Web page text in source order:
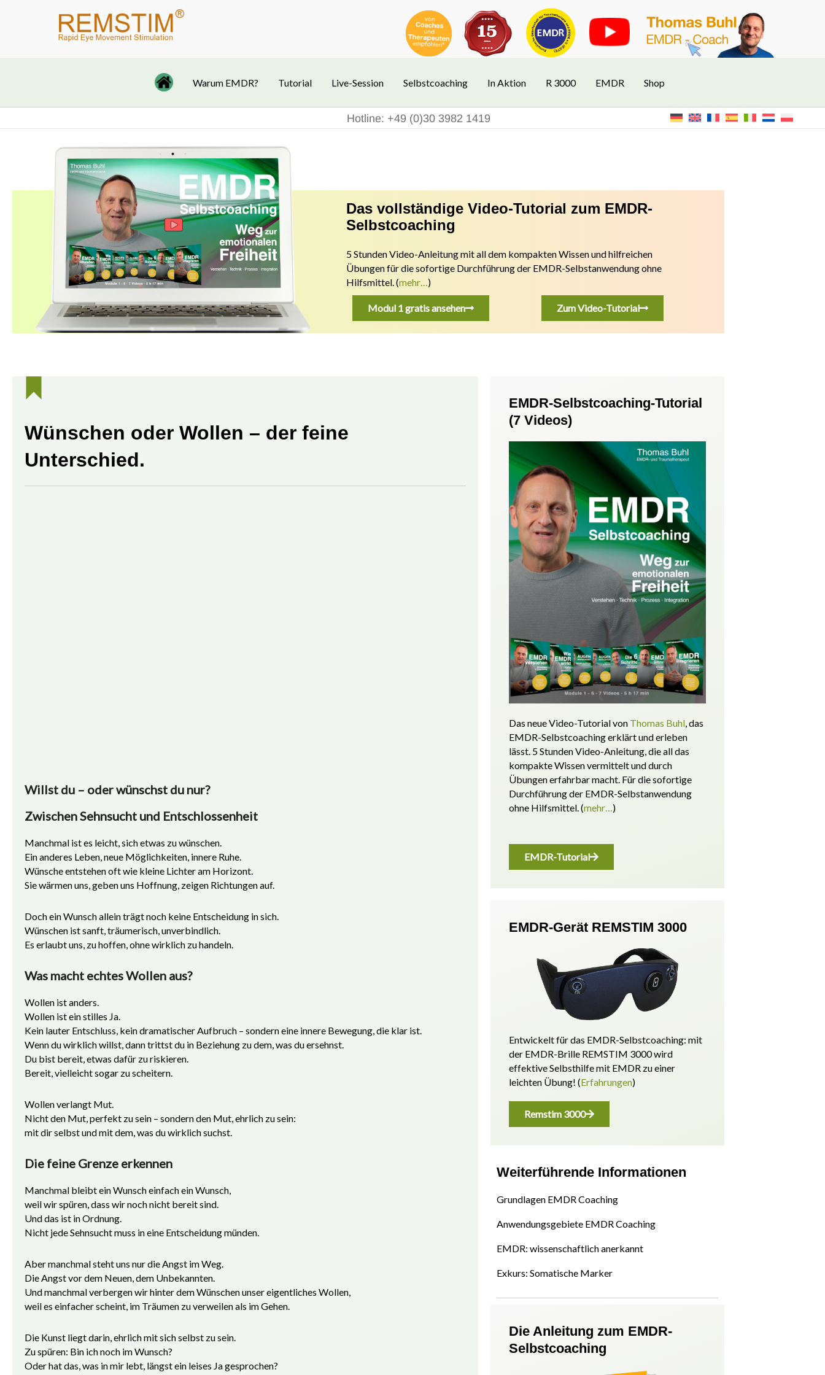
Warum EMDR? Tutorial Live-Session Selbstcoaching In Aktion R 3000 EMDR Shop
Hotline: +49 (0)30 3982 1419
Das vollständige Video-Tutorial zum EMDR-
Selbstcoaching
5 Stunden Video-Anleitung mit all dem kompakten Wissen und hilfreichen
Übungen für die sofortige Durchführung der EMDR-Selbstanwendung ohne
Hilfsmittel. (mehr… )
Modul 1 gratis ansehen Zum Video-Tutorial
Wünschen oder Wollen – der feine
Unterschied.
Willst du – oder wünschst du nur?
Zwischen Sehnsucht und Entschlossenheit
Manchmal ist es leicht, sich etwas zu wünschen.
Ein anderes Leben, neue Möglichkeiten, innere Ruhe.
Wünsche entstehen oft wie kleine Lichter am Horizont.
Sie wärmen uns, geben uns Hoffnung, zeigen Richtungen auf.
Doch ein Wunsch allein trägt noch keine Entscheidung in sich.
Wünschen ist sanft, träumerisch, unverbindlich.
Es erlaubt uns, zu hoffen, ohne wirklich zu handeln.
Was macht echtes Wollen aus?
Wollen ist anders.
Wollen ist ein stilles Ja.
Kein lauter Entschluss, kein dramatischer Aufbruch – sondern eine innere Bewegung, die klar ist.
Wenn du wirklich willst, dann trittst du in Beziehung zu dem, was du ersehnst.
Du bist bereit, etwas dafür zu riskieren.
Bereit, vielleicht sogar zu scheitern.
Wollen verlangt Mut.
Nicht den Mut, perfekt zu sein – sondern den Mut, ehrlich zu sein:
mit dir selbst und mit dem, was du wirklich suchst.
Die feine Grenze erkennen
Manchmal bleibt ein Wunsch einfach ein Wunsch,
weil wir spüren, dass wir noch nicht bereit sind.
Und das ist in Ordnung.
Nicht jede Sehnsucht muss in eine Entscheidung münden.
Aber manchmal steht uns nur die Angst im Weg.
Die Angst vor dem Neuen, dem Unbekannten.
Und manchmal verbergen wir hinter dem Wünschen unser eigentliches Wollen,
weil es einfacher scheint, im Träumen zu verweilen als im Gehen.
Die Kunst liegt darin, ehrlich mit sich selbst zu sein.
Zu spüren: Bin ich noch im Wunsch?
Oder hat das, was in mir lebt, längst ein leises Ja gesprochen?
EMDR-Selbstcoaching-Tutorial
(7 Videos)
Das neue Video-Tutorial von Thomas Buhl, das
EMDR-Selbstcoaching erklärt und erleben
lässt. 5 Stunden Video-Anleitung, die all das
kompakte Wissen vermittelt und durch
Übungen erfahrbar macht. Für die sofortige
Durchführung der EMDR-Selbstanwendung
ohne Hilfsmittel.(mehr…)
EMDR-Tutorial
EMDR-Gerät REMSTIM 3000
Entwickelt für das EMDR-Selbstcoaching: mit
der EMDR-Brille REMSTIM 3000 wird
effektive Selbsthilfe mit EMDR zu einer
leichten Übung! (Erfahrungen)
Remstim 3000
Weiterführende Informationen
Grundlagen EMDR Coaching
Anwendungsgebiete EMDR Coaching
EMDR: wissenschaftlich anerkannt
Exkurs: Somatische Marker
Die Anleitung zum EMDR-
Selbstcoaching